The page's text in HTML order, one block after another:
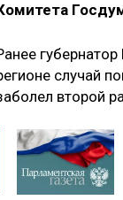
случай
второй